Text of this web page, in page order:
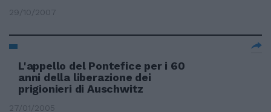
29/10/2007
L'appello del Pontefice per i 60
anni della liberazione dei
prigionieri di Auschwitz
27/01/2005